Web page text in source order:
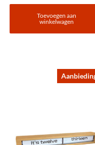
Toevoegen aan
winkelwagen